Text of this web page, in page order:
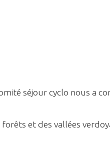
séjour cyclo nous a
et des vallées